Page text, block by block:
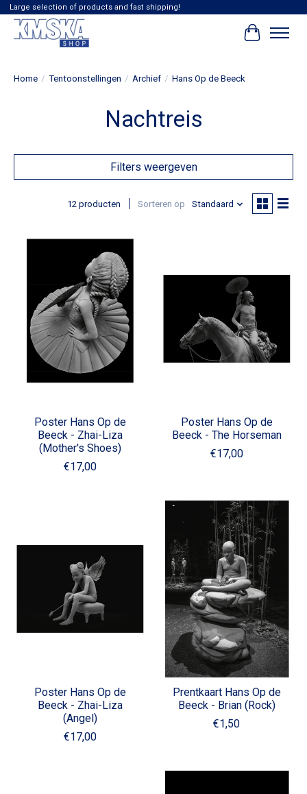
Large selection of products and fast shipping!
Home / Tentoonstellingen / Archief / Hans Op de Beeck
Nachtreis
Filters weergeven
12 producten Sorteren op Standaard
Poster Hans Op de
Beeck - Zhai-Liza
(Mother's Shoes)
€17,00
Poster Hans Op de
Beeck - The Horseman
€17,00
Poster Hans Op de
Beeck - Zhai-Liza
(Angel)
€17,00
Prentkaart Hans Op de
Beeck - Brian (Rock)
€1,50